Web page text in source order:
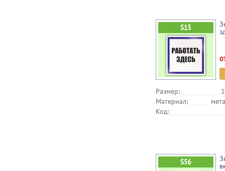
Размер:
Материал:
Код: